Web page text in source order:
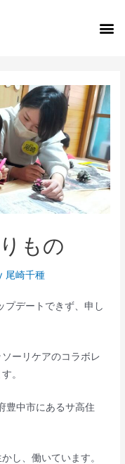
りもの
尾崎千種
プデートできず、申し
ーリケアのコラボレ
。
豊中市にあるサ高住
し、働いています。